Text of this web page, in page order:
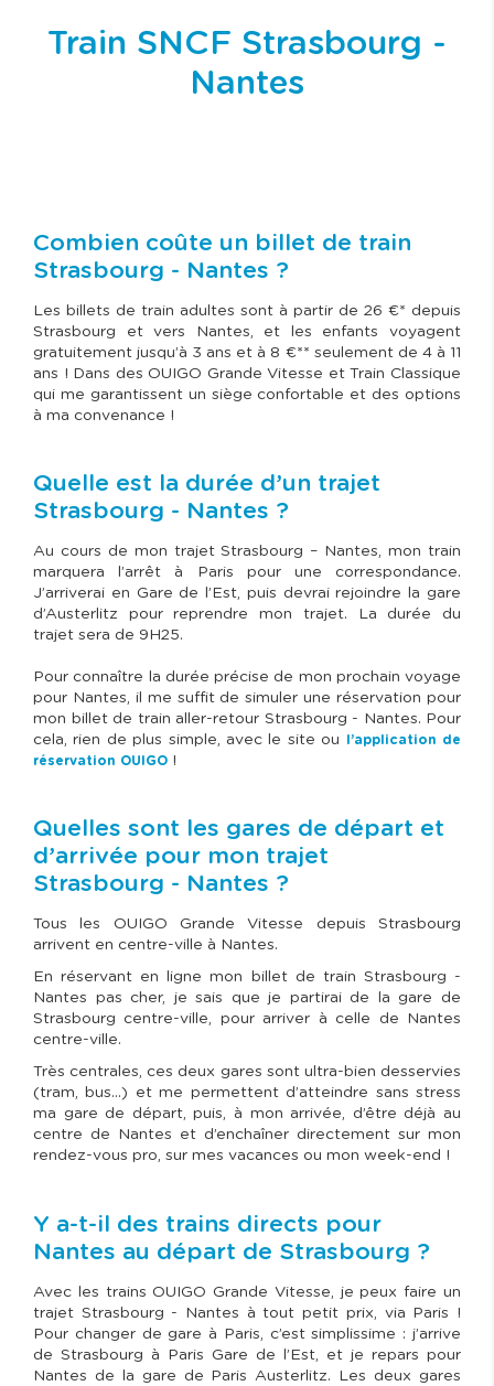
Train SNCF Strasbourg -
Nantes
Combien coûte un billet de train
Strasbourg - Nantes ?
Les billets de train adultes sont à partir de 26 €* depuis
Strasbourg et vers Nantes, et les enfants voyagent
gratuitement jusqu’à 3 ans et à 8 €** seulement de 4 à 11
ans ! Dans des OUIGO Grande Vitesse et Train Classique
qui me garantissent un siège confortable et des options
à ma convenance !
Quelle est la durée d’un trajet
Strasbourg - Nantes ?
Au cours de mon trajet Strasbourg – Nantes, mon train
marquera l’arrêt à Paris pour une correspondance.
J’arriverai en Gare de l’Est, puis devrai rejoindre la gare
d’Austerlitz pour reprendre mon trajet. La durée du
trajet sera de 9H25.
Pour connaître la durée précise de mon prochain voyage
pour Nantes, il me suffit de simuler une réservation pour
mon billet de train aller-retour Strasbourg - Nantes. Pour
cela, rien de plus simple, avec le site ou
l’application de
réservation OUIGO !
Quelles sont les gares de départ et
d’arrivée pour mon trajet
Strasbourg - Nantes ?
Tous les OUIGO Grande Vitesse depuis Strasbourg
arrivent en centre-ville à Nantes.
En réservant en ligne mon billet de train Strasbourg -
Nantes pas cher, je sais que je partirai de la gare de
Strasbourg centre-ville, pour arriver à celle de Nantes
centre-ville.
Très centrales, ces deux gares sont ultra-bien desservies
(tram, bus…) et me permettent d’atteindre sans stress
ma gare de départ, puis, à mon arrivée, d’être déjà au
centre de Nantes et d’enchaîner directement sur mon
rendez-vous pro, sur mes vacances ou mon week-end !
Y a-t-il des trains directs pour
Nantes au départ de Strasbourg ?
Avec les trains OUIGO Grande Vitesse, je peux faire un
trajet Strasbourg - Nantes à tout petit prix, via Paris !
Pour changer de gare à Paris, c’est simplissime : j’arrive
de Strasbourg à Paris Gare de l’Est, et je repars pour
Nantes de la gare de Paris Austerlitz. Les deux gares